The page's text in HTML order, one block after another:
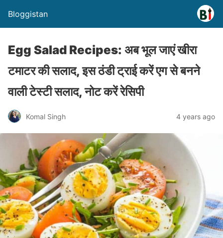
Bloggistan
Egg Salad Recipes: अब भूल जाएं खीरा
टमाटर की सलाद, इस ठंडी ट्राई करें एग से बनने
वाली टेस्टी सलाद, नोट करें रेसिपी
Komal Singh 4 years ago